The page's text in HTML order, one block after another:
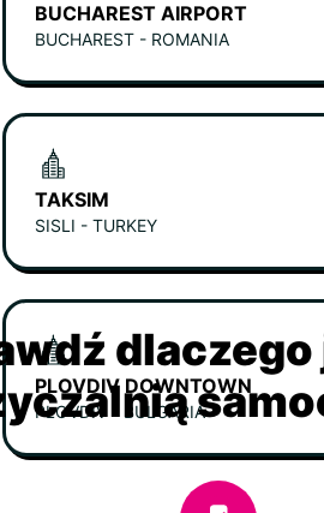
BUCHAREST AIRPORT
BUCHAREST - ROMANIA
TAKSIM
SISLI - TURKEY
PLOVDIV DOWNTOWN
PLOVDIV - BULGARIA